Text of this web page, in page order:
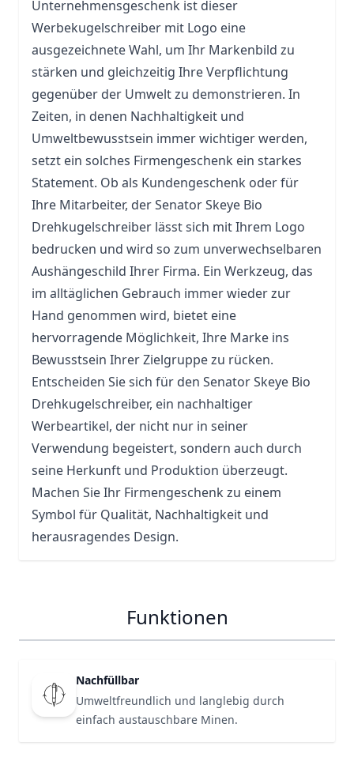
Unternehmensgeschenk ist dieser
Werbekugelschreiber mit Logo eine
ausgezeichnete Wahl, um Ihr Markenbild zu
stärken und gleichzeitig Ihre Verpflichtung
gegenüber der Umwelt zu demonstrieren. In
Zeiten, in denen Nachhaltigkeit und
Umweltbewusstsein immer wichtiger werden,
setzt ein solches Firmengeschenk ein starkes
Statement. Ob als Kundengeschenk oder für
Ihre Mitarbeiter, der Senator Skeye Bio
Drehkugelschreiber lässt sich mit Ihrem Logo
bedrucken und wird so zum unverwechselbaren
Aushängeschild Ihrer Firma. Ein Werkzeug, das
im alltäglichen Gebrauch immer wieder zur
Hand genommen wird, bietet eine
hervorragende Möglichkeit, Ihre Marke ins
Bewusstsein Ihrer Zielgruppe zu rücken.
Entscheiden Sie sich für den Senator Skeye Bio
Drehkugelschreiber, ein nachhaltiger
Werbeartikel, der nicht nur in seiner
Verwendung begeistert, sondern auch durch
seine Herkunft und Produktion überzeugt.
Machen Sie Ihr Firmengeschenk zu einem
Symbol für Qualität, Nachhaltigkeit und
herausragendes Design.
Funktionen
Nachfüllbar
Umweltfreundlich und langlebig durch
einfach austauschbare Minen.